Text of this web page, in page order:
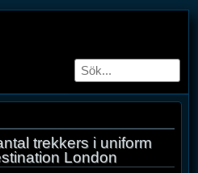
trekkers i uniform
London